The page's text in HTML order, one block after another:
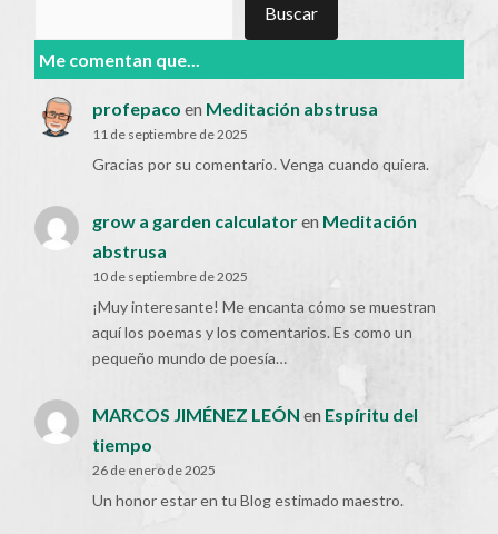
Buscar
Me comentan que...
profepaco en Meditación abstrusa
11 de septiembre de 2025
Gracias por su comentario. Venga cuando quiera.
grow a garden calculatoren Meditación
abstrusa
10 de septiembre de 2025
¡Muy interesante! Me encanta cómo se muestran
aquí los poemas y los comentarios. Es como un
pequeño mundo de poesía…
MARCOS JIMÉNEZ LEÓN en Espíritu del
tiempo
26 de enero de 2025
Un honor estar en tu Blog estimado maestro.